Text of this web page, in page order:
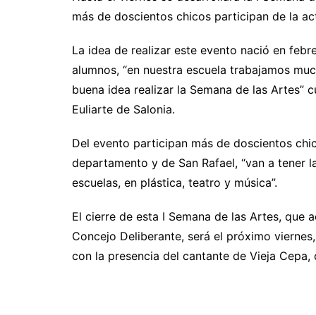
más de doscientos chicos participan de la
La idea de realizar este evento nació en
alumnos, “en nuestra escuela trabajamos
buena idea realizar la Semana de las Artes”
Euliarte de Salonia.
Del evento participan más de doscientos
departamento y de San Rafael, “van a
escuelas, en plástica, teatro y música”.
El cierre de esta I Semana de las Artes, que
Concejo Deliberante, será el próximo
con la presencia del cantante de Vieja Cepa,